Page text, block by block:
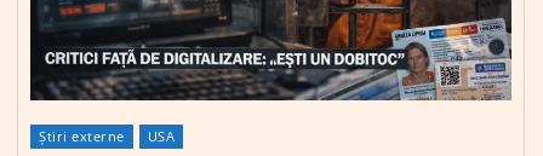
Știri externe USA